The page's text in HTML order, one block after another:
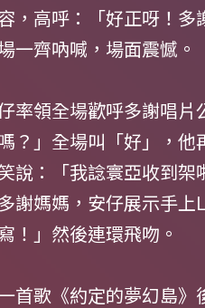
，高呼：「好正呀！
一齊吶喊，場面震憾。
率領全場歡呼多謝唱
？」全場叫「好」，
說：「我諗寰亞收到架
謝媽媽，安仔展示手
！」然後連環飛吻。
首歌《約定的夢幻島